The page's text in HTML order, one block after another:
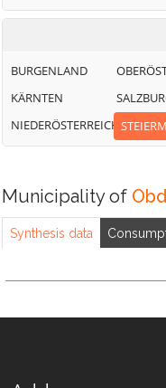
BURGENLAND
KÄRNTEN
NIEDERÖSTERREICH
Municipality of
Synthesis data